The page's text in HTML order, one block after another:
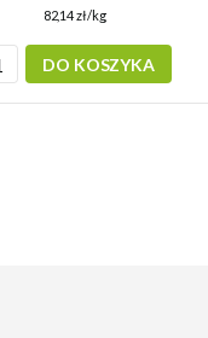
82,14 zł/kg
DO KOSZYKA